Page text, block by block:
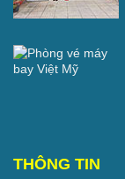
THÔNG TIN